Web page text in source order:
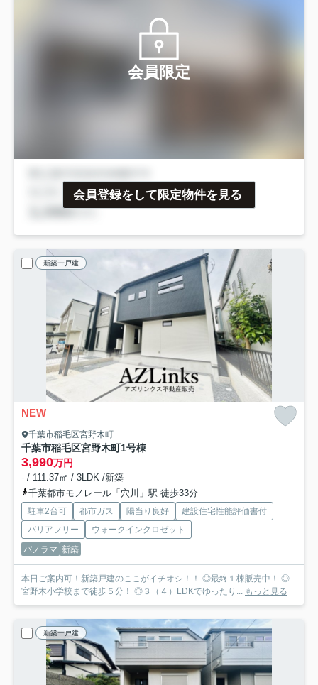
会員限定
会員登録をして限定物件を見る
新築一戸建
NEW
千葉市稲毛区宮野木町
千葉市稲毛区宮野木町1号棟
3,990万円
- / 111.37㎡ / 3LDK /新築
千葉都市モノレール「穴川」駅 徒歩33分
駐車2台可 都市ガス 陽当り良好
建設住宅性能評価書付
バリアフリー
ウォークインクロゼット
パノラマ 新築
本日ご案内可！新築戸建のここがイチオシ！！ ◎最終１棟販売中！ ◎
宮野木小学校まで徒歩５分！ ◎３（４）LDKでゆったり... もっと見る
新築一戸建